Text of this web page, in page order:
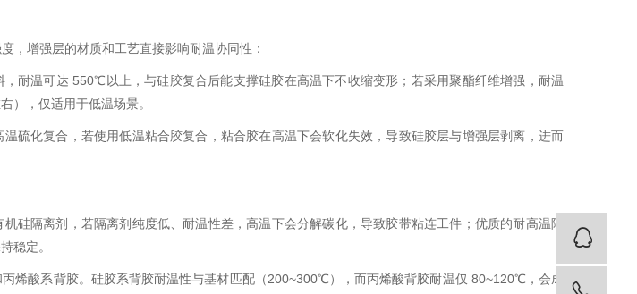
，增强层的材质和工艺直接影响耐温协同性：
耐温可达 550℃以上，与硅胶复合后能支撑硅胶在高温下不收缩变形；若采用聚酯纤维增强，耐温
），仅适用于低温场景。
硫化复合，若使用低温粘合胶复合，粘合胶在高温下会软化失效，导致硅胶层与增强层剥离，进而
硅隔离剂，若隔离剂纯度低、耐温性差，高温下会分解碳化，导致胶带粘连工件；优质的耐高温隔
稳定。
烯酸系背胶。硅胶系背胶耐温性与基材匹配（200~300℃），而丙烯酸背胶耐温仅 80~120℃，会成